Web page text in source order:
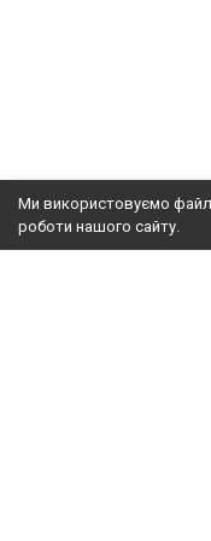
Ми використовуємо
роботи нашого сайту.